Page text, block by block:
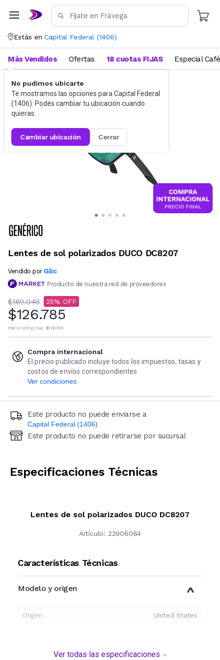
Estás en Capital Federal (1406)
No pudimos ubicarte
Te mostramos las opciones para Capital Federal
(1406). Podés cambiar tu ubicación cuando
quieras.
cambiar ubicación cerrar
Más Vendidos Ofertas 18 cuotas FIJAS Especial Café
Accesorios Anteojos de sol
Lentes de sol polarizados DUCO DC8207
Vendido por Glic
Producto de nuestra red de proveedores
$169.048 25
$126.785
Precio s/imp. nac. $126.785
Compra internacional
El precio publicado incluye todos los impuestos, tasas y
costos de envíos correspondientes
Ver condiciones
Este producto no puede enviarse a
Capital Federal (1406)
Ingresá código postal (sólo números)
Este producto no puede retirarse por sucursal
Especificaciones Técnicas
Lentes de sol polarizados DUCO DC8207
Artículo: 22906084
Características Técnicas
Modelo y origen
Origen United States
Ver todas las especificaciones